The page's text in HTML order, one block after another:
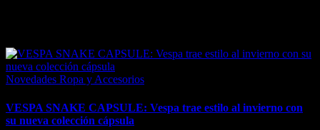
Novedades Ropa y Accesorios
VESPA SNAKE CAPSULE: Vespa trae estilo al invierno con
su nueva colección cápsula